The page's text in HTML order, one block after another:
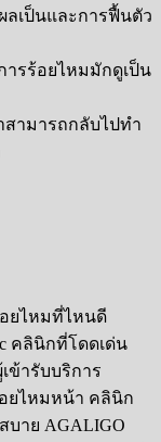
ลเป็นและการฟื้นตัว
รร้อยไหมมักดูเป็น
ามารถกลับไปทำ
ยไหมที่ไหนดี
คลินิกที่โดดเด่น
ข้ารับบริการ
ยไหมหน้า คลินิก
บาย AGALIGO